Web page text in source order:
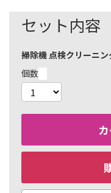
セット内容
掃除機 点検クリーニ
個数